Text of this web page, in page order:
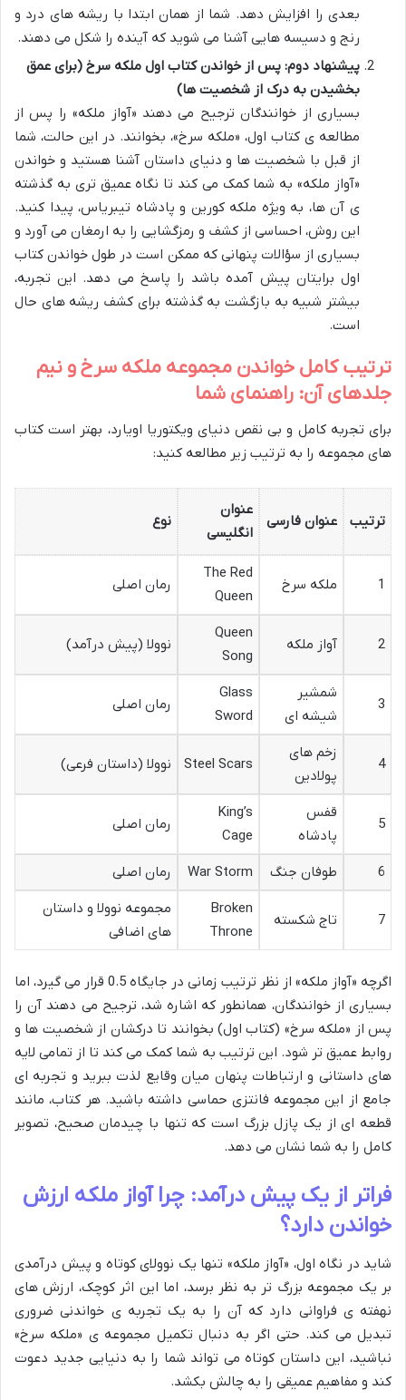
بعدی را افزایش دهد. شما از همان ابتدا با ریشه های درد و
رنج و دسیسه هایی آشنا می شوید که آینده را شکل می دهند.
پیشنهاد دوم: پس از خواندن کتاب اول ملکه سرخ (برای عمق
بخشیدن به درک از شخصیت ها)
بسیاری از خوانندگان ترجیح می دهند «آواز ملکه» را پس از
مطالعه ی کتاب اول، «ملکه سرخ»، بخوانند. در این حالت، شما
از قبل با شخصیت ها و دنیای داستان آشنا هستید و خواندن
«آواز ملکه» به شما کمک می کند تا نگاه عمیق تری به گذشته
ی آن ها، به ویژه ملکه کورین و پادشاه تیبریاس، پیدا کنید.
این روش، احساسی از کشف و رمزگشایی را به ارمغان می آورد و
بسیاری از سؤالات پنهانی که ممکن است در طول خواندن کتاب
اول برایتان پیش آمده باشد را پاسخ می دهد. این تجربه،
بیشتر شبیه به بازگشت به گذشته برای کشف ریشه های حال
است.
ترتیب کامل خواندن مجموعه ملکه سرخ و نیم
جلدهای آن: راهنمای شما
برای تجربه کامل و بی نقص دنیای ویکتوریا اویارد، بهتر است کتاب
های مجموعه را به ترتیب زیر مطالعه کنید:
ترتیب عنوان فارسی
عنوان
انگلیسی
نوع
1 ملکه سرخ
The Red
Queen
رمان اصلی
2 آواز ملکه
Queen
Song
نوولا (پیش درآمد)
3
شمشیر
شیشه ای
Glass
Sword
رمان اصلی
4
زخم های
پولادین
Steel Scars نوولا (داستان فرعی)
5
قفس
پادشاه
King’s
Cage
رمان اصلی
6 طوفان جنگ War Storm رمان اصلی
7 تاج شکسته
Broken
Throne
مجموعه نوولا و داستان
های اضافی
اگرچه «آواز ملکه» از نظر ترتیب زمانی در جایگاه 0.5 قرار می گیرد، اما
بسیاری از خوانندگان، همانطور که اشاره شد، ترجیح می دهند آن را
پس از «ملکه سرخ» (کتاب اول) بخوانند تا درکشان از شخصیت ها و
روابط عمیق تر شود. این ترتیب به شما کمک می کند تا از تمامی لایه
های داستانی و ارتباطات پنهان میان وقایع لذت ببرید و تجربه ای
جامع از این مجموعه فانتزی حماسی داشته باشید. هر کتاب، مانند
قطعه ای از یک پازل بزرگ است که تنها با چیدمان صحیح، تصویر
کامل را به شما نشان می دهد.
فراتر از یک پیش درآمد: چرا آواز ملکه ارزش
خواندن دارد؟
شاید در نگاه اول، «آواز ملکه» تنها یک نوولای کوتاه و پیش درآمدی
بر یک مجموعه بزرگ تر به نظر برسد، اما این اثر کوچک، ارزش های
نهفته ی فراوانی دارد که آن را به یک تجربه ی خواندنی ضروری
تبدیل می کند. حتی اگر به دنبال تکمیل مجموعه ی «ملکه سرخ»
نباشید، این داستان کوتاه می تواند شما را به دنیایی جدید دعوت
کند و مفاهیم عمیقی را به چالش بکشد.